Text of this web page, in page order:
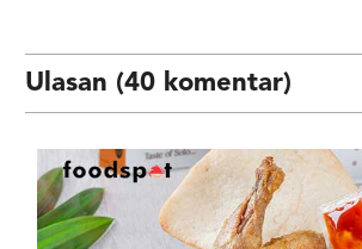
Ulasan (40 komentar)